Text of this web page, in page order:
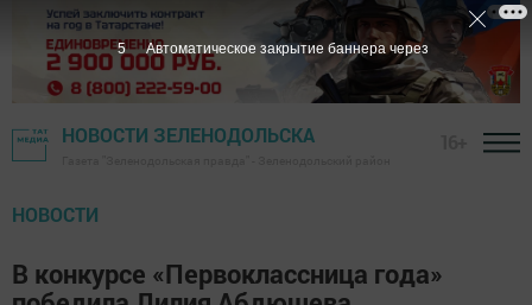
НОВОСТИ ЗЕЛЕНОДОЛЬСКА
НОВОСТИ
В конкурсе «Первоклассница года»
4 Автоматическое закрытие баннера через